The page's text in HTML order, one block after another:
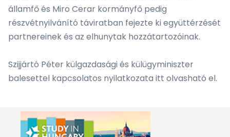
államfő és Miro Cerar kormányfő pedig
részvétnyilvánító táviratban fejezte ki együttérzését
partnereinek és az elhunytak hozzátartozóinak.
Szijjártó Péter külgazdasági és külügyminiszter
balesettel kapcsolatos nyilatkozata itt olvasható el.